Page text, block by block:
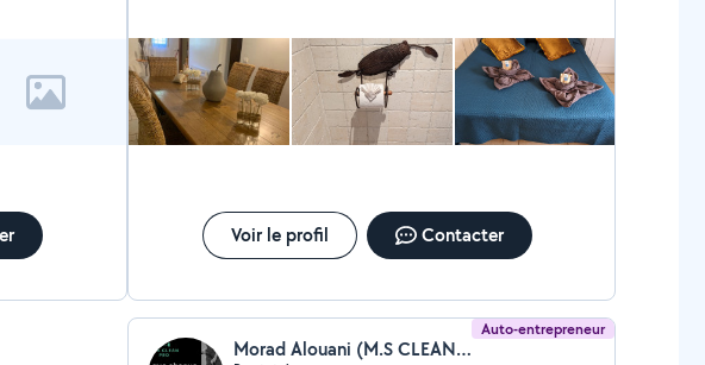
Voir le profil Contacter
Auto-entrepreneur
Morad Alouani (M.S CLEAN PRO)